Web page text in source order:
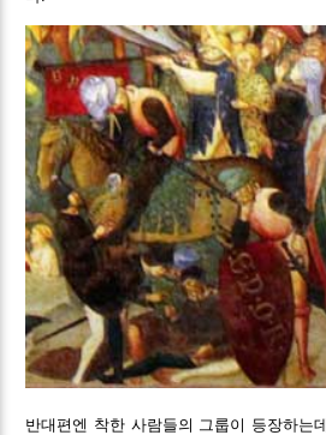
반대편엔 착한 사람들의 그룹이 등장하는